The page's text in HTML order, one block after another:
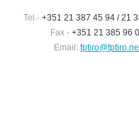
Tel.-+351 21 387 45 94 / 21
Fax - +351 21 385 96
Email: